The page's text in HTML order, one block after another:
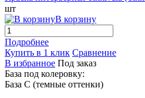
шт
В корзину
Подробнее
Купить в 1 клик Сравнение
В избранное Под заказ
База под колеровку:
База С (темные оттенки)